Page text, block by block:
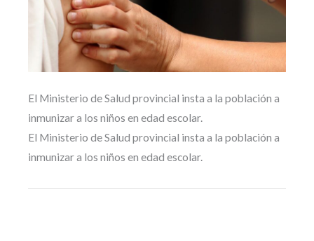
El Ministerio de Salud provincial insta a la población a
inmunizar a los niños en edad escolar.
El Ministerio de Salud provincial insta a la población a
inmunizar a los niños en edad escolar.